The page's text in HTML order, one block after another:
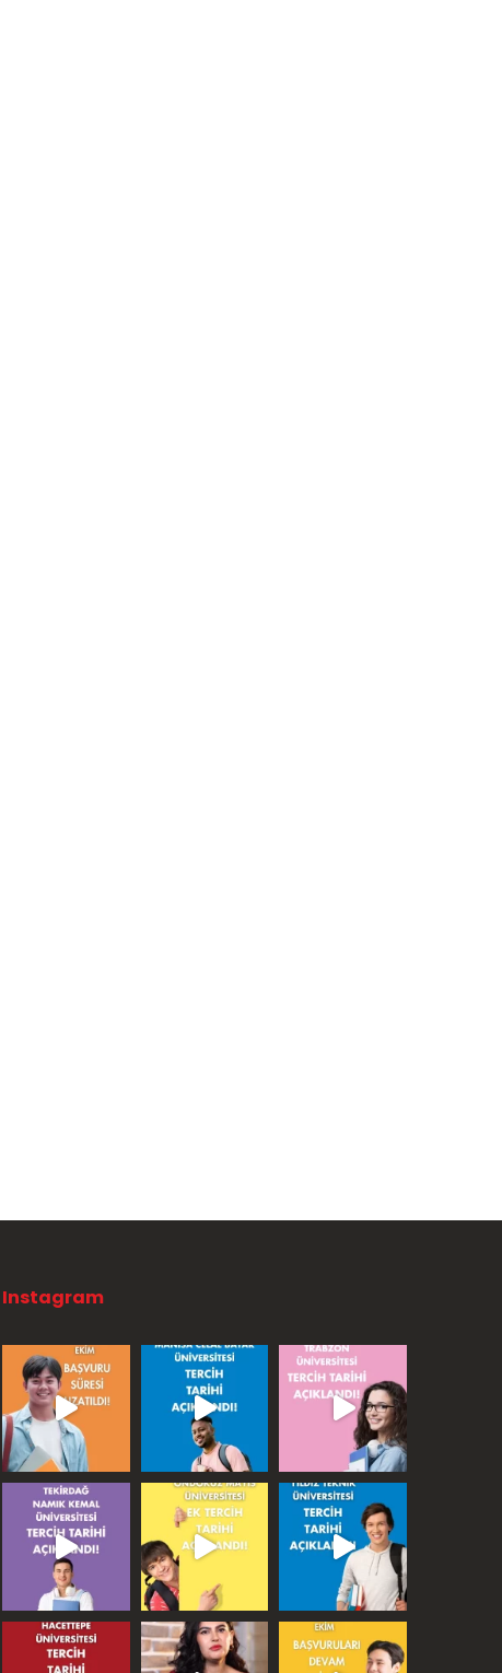
Instagram